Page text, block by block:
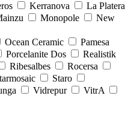
Kerranova
La Platera
Monopole
New
Ocean Ceramic
Pamesa
Porcelanite Dos
Realistik
Ribesalbes
Rocersa
Staro
Vidrepur
VitrA